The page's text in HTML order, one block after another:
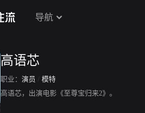
导航
高语芯
职业： 演员 / 模特
高语芯，出演电影《至尊宝归来2》。